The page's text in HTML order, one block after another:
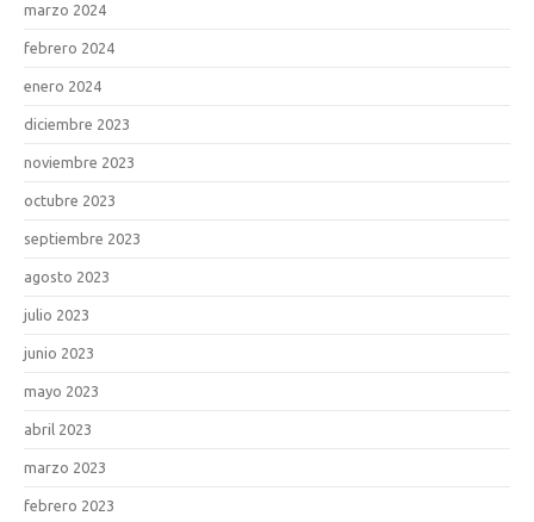
marzo 2024
febrero 2024
enero 2024
diciembre 2023
noviembre 2023
octubre 2023
septiembre 2023
agosto 2023
julio 2023
junio 2023
mayo 2023
abril 2023
marzo 2023
febrero 2023